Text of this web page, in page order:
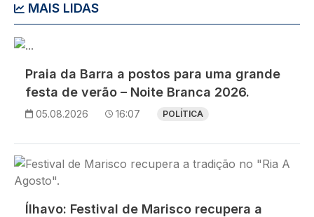
MAIS LIDAS
Imagem
Praia da Barra a postos para uma grande
festa de verão – Noite Branca 2026.
05.08.2026 16:07 POLÍTICA
Imagem
Ílhavo: Festival de Marisco recupera a